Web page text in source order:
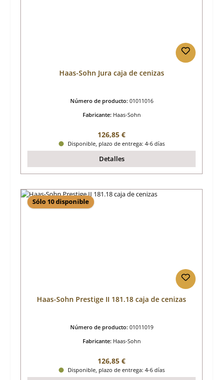
Haas-Sohn Jura caja de cenizas
Número de producto: 01011016
Fabricante: Haas-Sohn
Precio normal:
126,85 €
Disponible, plazo de entrega: 4-6 días
Detalles
Sólo 10 disponible
Haas-Sohn Prestige II 181.18 caja de cenizas
Número de producto: 01011019
Fabricante: Haas-Sohn
Precio normal:
126,85 €
Disponible, plazo de entrega: 4-6 días